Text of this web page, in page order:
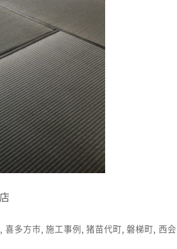
,喜多方市,施工事例,猪苗代町,磐梯町, 西会